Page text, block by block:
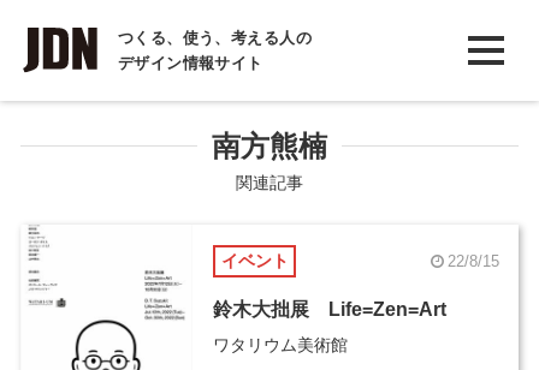
つくる、使う、考える人の
デザイン情報サイト
INTERVIEW
インタビュー
南方熊楠
関連記事
イベント 22/8/15
鈴木大拙展 Life=Zen=Art
ワタリウム美術館